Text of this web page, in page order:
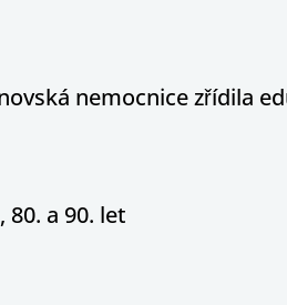
nemocnice zřídila
80. a 90. let